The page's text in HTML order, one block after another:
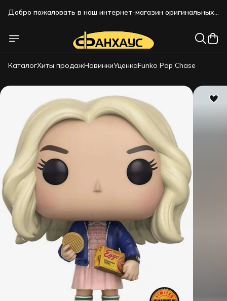
Добро пожаловать в наш интернет-магазин оригинальных
Добро пожаловать в наш интернет-магазин оригинальных
коллекционных фигурок!!!
КаталогХиты продажНовинкиУценкаFunko Pop Chase